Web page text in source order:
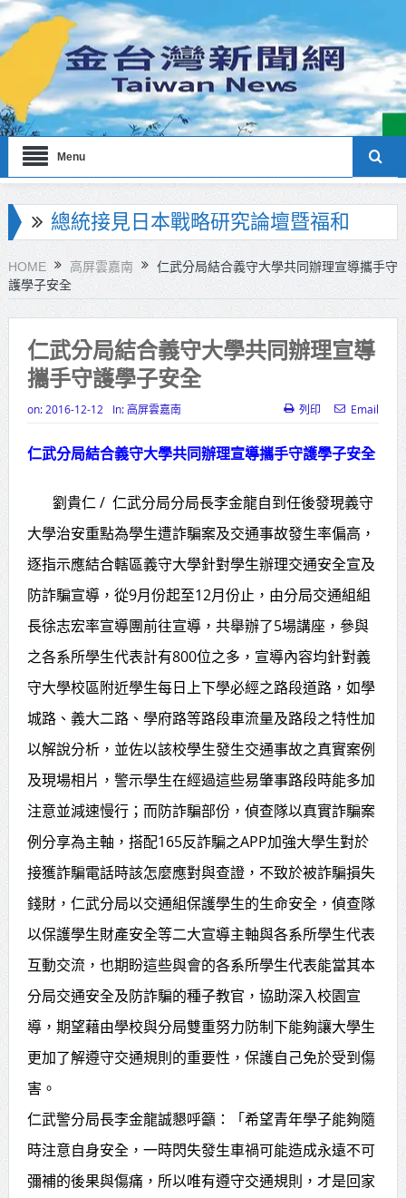
Menu
總統接見日本戰略研究論壇暨福和
會訪團 盼深化臺日合作促進印太和平
繁榮
北市政府員工親子日登場！ 蔣萬
安：亮眼市政榮譽歸功每一位同仁
工研院推出「畜牧場保全機器人」
守護農場安全
市定古蹟體驗消防文化
苗栗地檢署檢察長遞交守護家鄉宣
導信 嚴防境外勢力介選邀請村里長一
齊維繫公平選舉
彰化聯合捐贈4輛高規格救護車 首配
全自動電動擔架床
美濃稻米品質競賽開跑 高雄147論壇
蔣萬安指示各單位提前完成海豚颱
風各項防災準備工作
新北行動治理 侯友宜督導基層建設
推動瑞芳礦業文化保存 打造山海觀光
新品牌
中壢三教紫雲宮捐贈救護車 挹注桃
消救護量能
HOME 高屏雲嘉南
仁武分局結合義守大學共同辦理宣導攜手守
護學子安全
仁武分局結合義守大學共同辦理宣導
攜手守護學子安全
on: 2016-12-12 In:高屏雲嘉南 列印 Email
仁武分局結合義守大學共同辦理宣導攜手守護學子安全
劉貴仁 / 仁武分局分局長李金龍自到任後發現義守
大學治安重點為學生遭詐騙案及交通事故發生率偏高，
逐指示應結合轄區義守大學針對學生辦理交通安全宣及
防詐騙宣導，從9月份起至12月份止，由分局交通組組
長徐志宏率宣導團前往宣導，共舉辦了5場講座，參與
之各系所學生代表計有800位之多，宣導內容均針對義
守大學校區附近學生每日上下學必經之路段道路，如學
城路、義大二路、學府路等路段車流量及路段之特性加
以解說分析，並佐以該校學生發生交通事故之真實案例
及現場相片，警示學生在經過這些易肇事路段時能多加
注意並減速慢行；而防詐騙部份，偵查隊以真實詐騙案
例分享為主軸，搭配165反詐騙之APP加強大學生對於
接獲詐騙電話時該怎麼應對與查證，不致於被詐騙損失
錢財，仁武分局以交通組保護學生的生命安全，偵查隊
以保護學生財產安全等二大宣導主軸與各系所學生代表
互動交流，也期盼這些與會的各系所學生代表能當其本
分局交通安全及防詐騙的種子教官，協助深入校園宣
導，期望藉由學校與分局雙重努力防制下能夠讓大學生
更加了解遵守交通規則的重要性，保護自己免於受到傷
害。
仁武警分局長李金龍誠懇呼籲：「希望青年學子能夠隨
時注意自身安全，一時閃失發生車禍可能造成永遠不可
彌補的後果與傷痛，所以唯有遵守交通規則，才是回家